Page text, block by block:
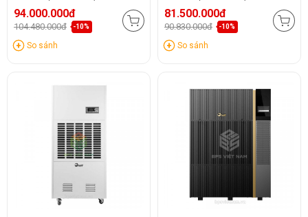
94.000.000đ
104.480.000đ -10%
So sánh
81.500.000đ
90.830.000đ -10%
So sánh